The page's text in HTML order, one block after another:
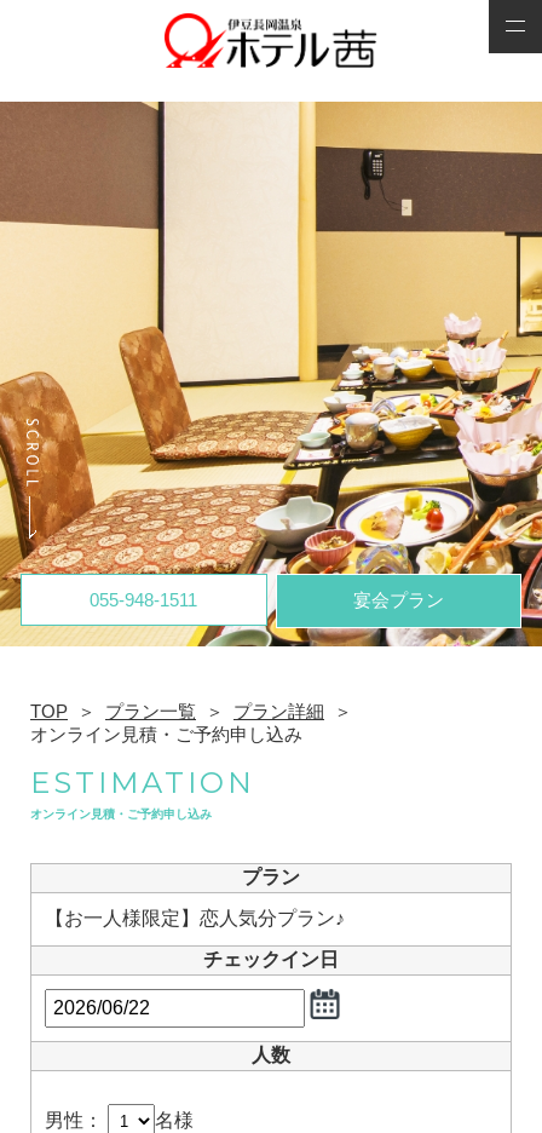
055-948-1511 宴会プラン
TOP プラン一覧
プラン詳細
オンライン見積・ご予約申し込み
ESTIMATION
オンライン見積・ご予約申し込み
プラン
【お一人様限定】恋人気分プラン♪
チェックイン日
人数
男性： 名様